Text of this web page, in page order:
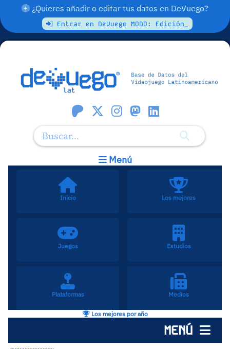
¿Quieres añadir o editar tus datos en DeVuego?
Entrar en DeVuego MODO: Edición_
Menú
Inicio Los mejores
Juegos Estudios
Plataformas Medios
Los mejores por año
MENÚ